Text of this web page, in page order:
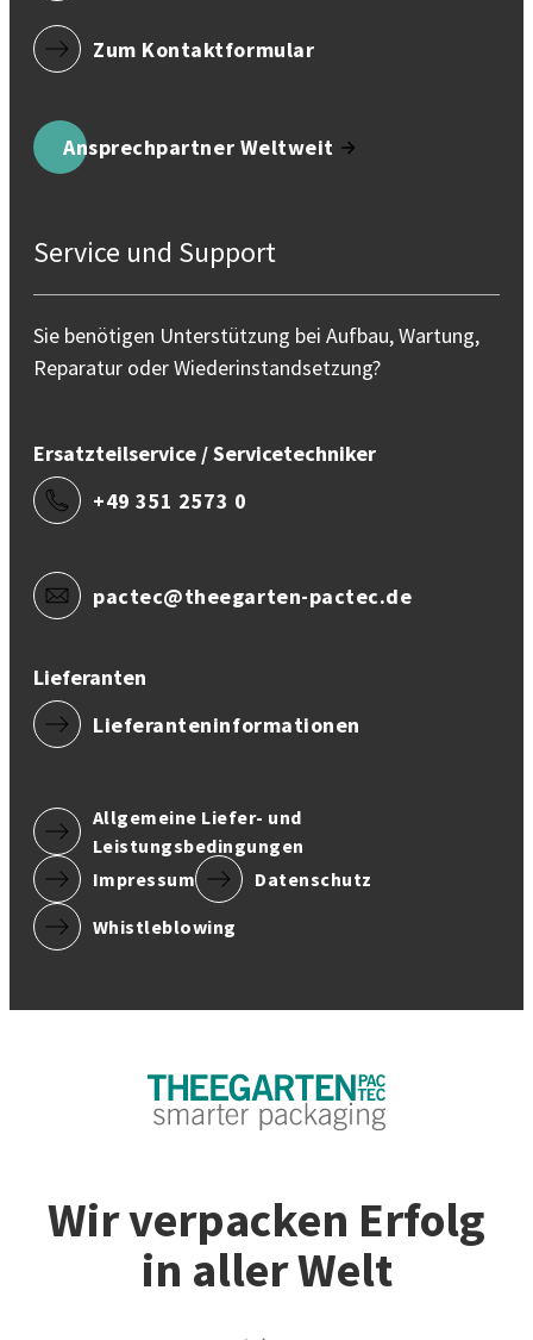
Zum Kontaktformular
Ansprechpartner Weltweit
Service und Support
Sie benötigen Unterstützung bei Aufbau, Wartung,
Reparatur oder Wiederinstandsetzung?
Ersatzteilservice / Servicetechniker
+49 351 2573 0
pactec@theegarten-pactec.de
Lieferanten
Lieferanteninformationen
Allgemeine Liefer- und
Leistungsbedingungen
Impressum
Datenschutz
Whistleblowing
Wir verpacken Erfolg
in aller Welt